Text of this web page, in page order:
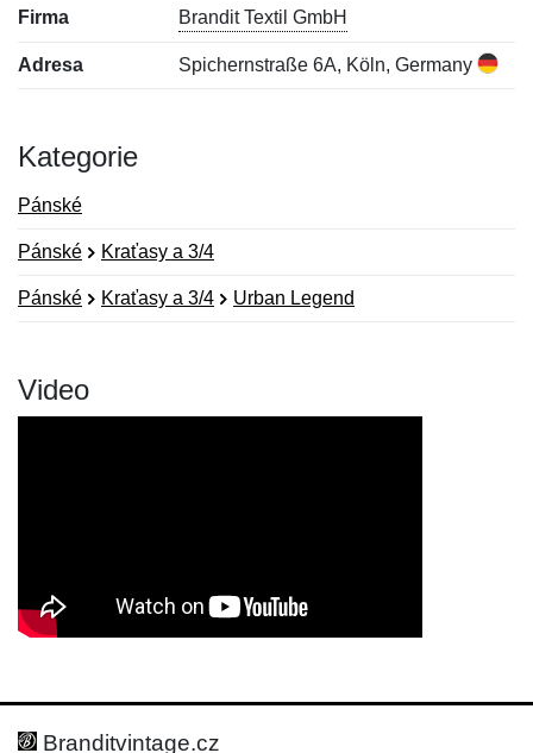
Firma Brandit Textil GmbH
Adresa Spichernstraße 6A, Köln, Germany
Kategorie
Pánské
Pánské Kraťasy a 3/4
Pánské Kraťasy a 3/4 Urban Legend
Video
Hodnocení:
Jméno:
Branditvintage.cz